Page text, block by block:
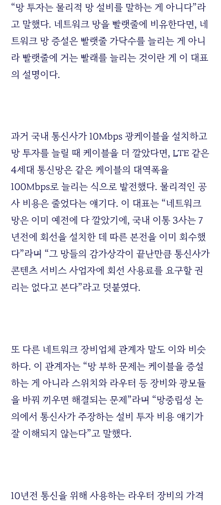
“망 투자는 물리적 망 설비를 말하는 게 아니다”라
고 말했다. 네트워크 망을 빨랫줄에 비유한다면, 네
트워크 망 증설은 빨랫줄 가닥수를 늘리는 게 아니
라 빨랫줄에 거는 빨래를 늘리는 것이란 게 이 대표
의 설명이다.
과거 국내 통신사가 10Mbps 광케이블을 설치하고
망 투자를 늘릴 때 케이블을 더 깔았다면, LTE 같은
4세대 통신망은 같은 케이블의 대역폭을
100Mbps로 늘리는 식으로 발전했다. 물리적인 공
사 비용은 줄었다는 얘기다. 이 대표는 “네트워크
망은 이미 예전에 다 깔았기에, 국내 이통 3사는 7
년전에 회선을 설치한 데 따른 본전을 이미 회수했
다”라며 “그 망들의 감가상각이 끝난만큼 통신사가
콘텐츠 서비스 사업자에 회선 사용료를 요구할 권
리는 없다고 본다”라고 덧붙였다.
또 다른 네트워크 장비업체 관계자 말도 이와 비슷
하다. 이 관계자는 “망 부하 문제는 케이블을 증설
하는 게 아니라 스위치와 라우터 등 장비와 광모듈
을 바꿔 끼우면 해결되는 문제”라며 “망중립성 논
의에서 통신사가 주장하는 설비 투자 비용 얘기가
잘 이해되지 않는다”고 말했다.
10년전 통신을 위해 사용하는 라우터 장비의 가격